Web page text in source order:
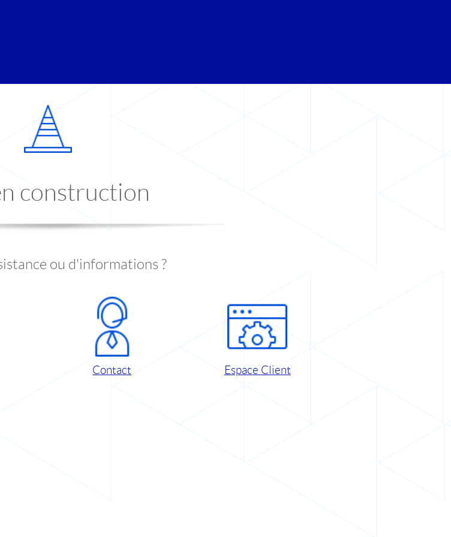
construction
ou d'informations ?
Contact Espace Client